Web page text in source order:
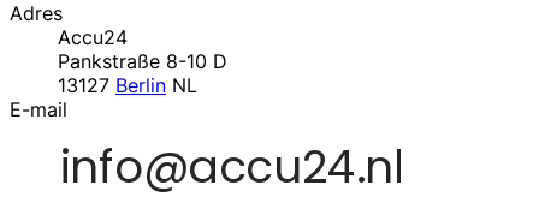
Adres
Accu24
Pankstraße 8-10 D
13127 Berlin NL
E-mail